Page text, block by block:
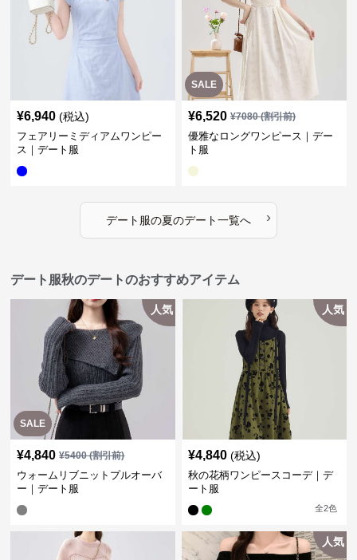
¥6,940 (税込)
フェアリーミディアムワンピー
ス｜デート服
SALE
¥6,520 ¥7080(割引前)
優雅なロングワンピース｜デー
ト服
デート服の夏のデート一覧へ ›
デート服秋のデートのおすすめアイテム
SALE
人気
¥4,840 ¥5400(割引前)
ウォームリブニットプルオーバ
ー｜デート服
人気
¥4,840 (税込)
秋の花柄ワンピースコーデ｜デ
ート服
全2色
人気